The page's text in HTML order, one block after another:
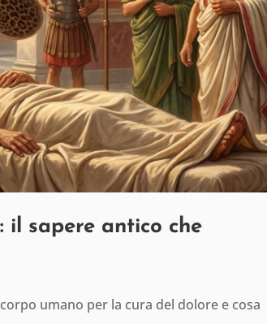
il sapere antico che
umano per la cura del dolore e cosa